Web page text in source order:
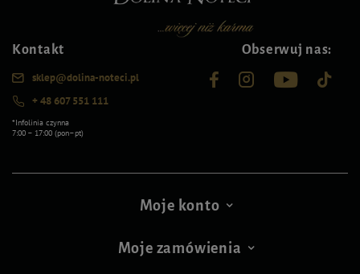
Kontakt
sklep@dolina-noteci.pl
+ 48 607 551 111
*Infolinia czynna
7:00 – 17:00 (pon–pt)
Obserwuj nas:
Moje konto
Moje zamówienia